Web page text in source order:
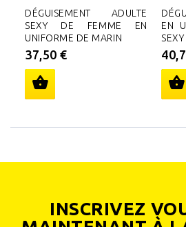
DÉGUISEMENT ADULTE
SEXY DE FEMME EN
UNIFORME DE MARIN
37,50 €
EN
INSCRIVEZ